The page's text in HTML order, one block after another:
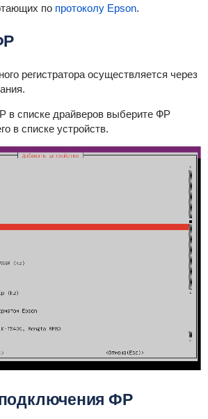
по протоколу Epson.
регистратора осуществляется через
в списке драйверов выберите ФР
в списке устройств.
ФР